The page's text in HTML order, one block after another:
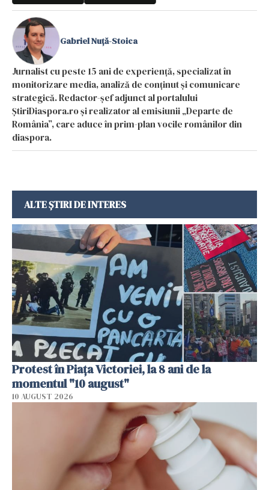
Gabriel Nuță-Stoica
Jurnalist cu peste 15 ani de experiență, specializat în
monitorizare media, analiză de conținut și comunicare
strategică. Redactor-șef adjunct al portalului
ȘtiriDiaspora.ro și realizator al emisiunii „Departe de
România”, care aduce în prim-plan vocile românilor din
diaspora.
ALTE ȘTIRI DE INTERES
Protest în Piața Victoriei, la 8 ani de la
momentul "10 august"
10 AUGUST 2026